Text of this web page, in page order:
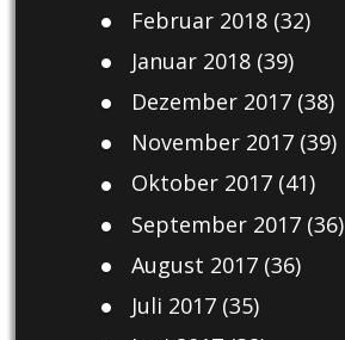
Februar 2018(32)
Januar 2018(39)
Dezember 2017(38)
November 2017(39)
Oktober 2017(41)
September 2017(36)
August 2017(36)
Juli 2017(35)